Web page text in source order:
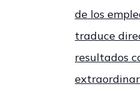
de los
traduce
resultados